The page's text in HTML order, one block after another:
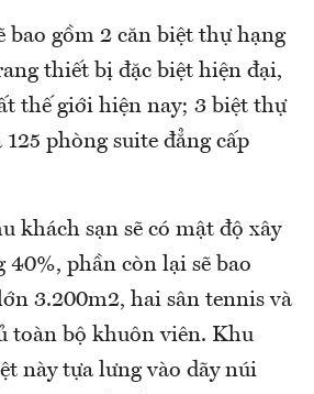
bao gồm 2 căn biệt thự hạng
thiết bị đặc biệt hiện đại,
thế giới hiện nay; 3 biệt thự
125 phòng suite đẳng cấp
khách sạn sẽ có mật độ xây
40%, phần còn lại sẽ bao
3.200m2, hai sân tennis và
toàn bộ khuôn viên. Khu
này tựa lưng vào dãy núi